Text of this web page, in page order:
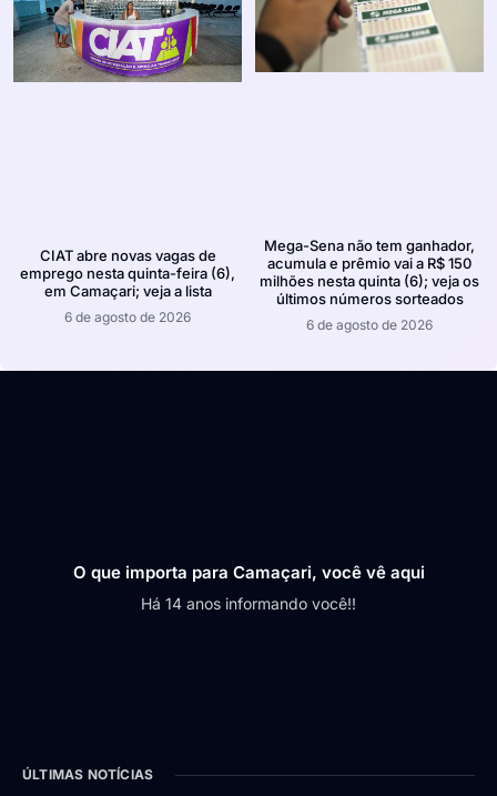
CIAT abre novas vagas de
emprego nesta quinta-feira (6),
em Camaçari; veja a lista
6 de agosto de 2026
Mega-Sena não tem ganhador,
acumula e prêmio vai a R$ 150
milhões nesta quinta (6); veja os
últimos números sorteados
6 de agosto de 2026
O que importa para Camaçari, você vê aqui
Há 14 anos informando você!!
ÚLTIMAS NOTÍCIAS